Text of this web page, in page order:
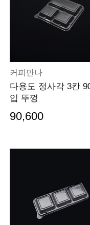
커피만나
다용도 정사각 3칸
입 뚜껑
90,600